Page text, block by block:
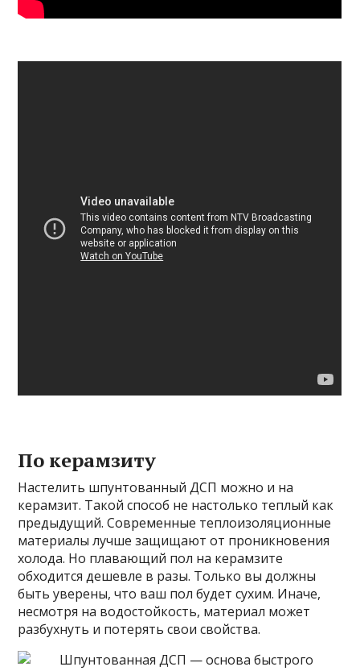
По керамзиту
Настелить шпунтованный ДСП можно и на
керамзит. Такой способ не настолько теплый как
предыдущий. Современные теплоизоляционные
материалы лучше защищают от проникновения
холода. Но плавающий пол на керамзите
обходится дешевле в разы. Только вы должны
быть уверены, что ваш пол будет сухим. Иначе,
несмотря на водостойкость, материал может
разбухнуть и потерять свои свойства.